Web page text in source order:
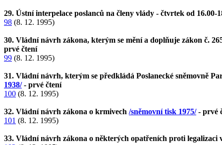
29. Ústní interpelace poslanců na členy vlády - čtvrtek od 16.00-
98 (8. 12. 1995)
30. Vládní návrh zákona, kterým se mění a doplňuje zákon č.
prvé čtení
99 (8. 12. 1995)
31. Vládní návrh, kterým se předkládá Poslanecké sněmovně
1938/- prvé čtení
100 (8. 12. 1995)
32. Vládní návrh zákona o krmivech /sněmovní tisk 1975/- prvé
101 (8. 12. 1995)
33. Vládní návrh zákona o některých opatřeních proti legalizaci